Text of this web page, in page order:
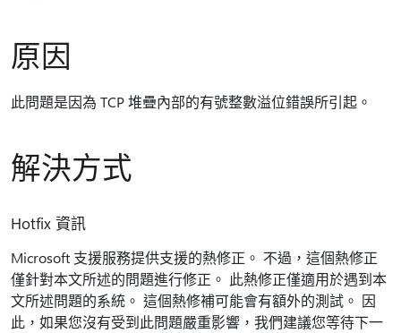
原因
此問題是因為 TCP 堆疊內部的有號整數溢位錯誤所引起。
解決方式
Hotfix 資訊
Microsoft 支援服務提供支援的熱修正。 不過，這個熱修正
僅針對本文所述的問題進行修正。 此熱修正僅適用於遇到本
文所述問題的系統。 這個熱修補可能會有額外的測試。 因
此，如果您沒有受到此問題嚴重影響，我們建議您等待下一